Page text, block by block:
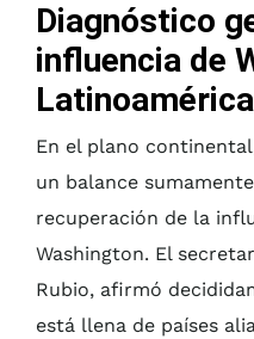
Diagnóstico
influencia de
Latinoamérica
En el plano
un balance
recuperación de la
Washington. El
Rubio, afirmó
está llena de países